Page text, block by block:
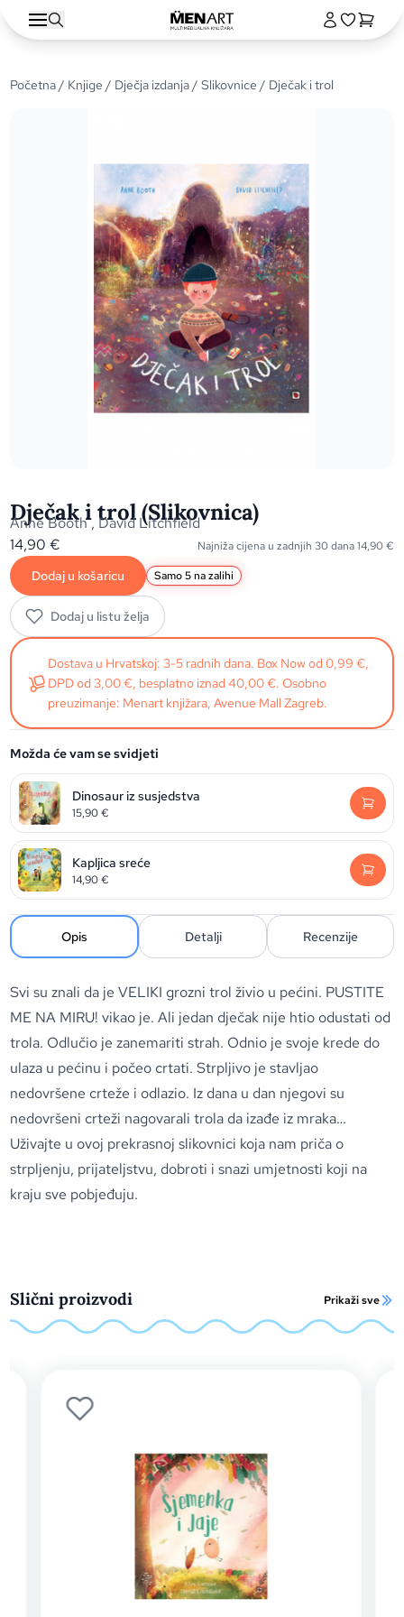
Početna/ Knjige / Dječja izdanja/Slikovnice / Dječak i trol
Dječak i trol (Slikovnica)
Anne Booth, David Litchfield
14,90€ Najniža cijena u zadnjih 30 dana14,90€
Dodaj u košaricu Samo 5 na zalihi
Dodaj u listu želja
Dostava u Hrvatskoj: 3-5 radnih dana. Box Now od 0,99 €,
DPD od 3,00 €, besplatno iznad 40,00 €. Osobno
preuzimanje: Menart knjižara, Avenue Mall Zagreb.
Možda će vam se svidjeti
Dinosaur iz susjedstva
15,90€
Kapljica sreće
14,90€
Opis Detalji Recenzije
Svi su znali da je VELIKI grozni trol živio u pećini. PUSTITE
ME NA MIRU! vikao je. Ali jedan dječak nije htio odustati od
trola. Odlučio je zanemariti strah. Odnio je svoje krede do
ulaza u pećinu i počeo crtati. Strpljivo je stavljao
nedovršene crteže i odlazio. Iz dana u dan njegovi su
nedovršeni crteži nagovarali trola da izađe iz mraka…
Uživajte u ovoj prekrasnoj slikovnici koja nam priča o
strpljenju, prijateljstvu, dobroti i snazi umjetnosti koji na
kraju sve pobjeđuju.
Slični proizvodi Prikaži sve